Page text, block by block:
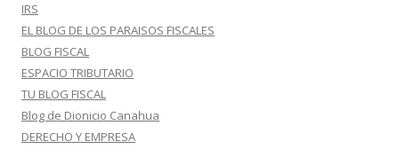
IRS
EL BLOG DE LOS PARAISOS FISCALES
BLOG FISCAL
ESPACIO TRIBUTARIO
TU BLOG FISCAL
Blog de Dionicio Canahua
DERECHO Y EMPRESA